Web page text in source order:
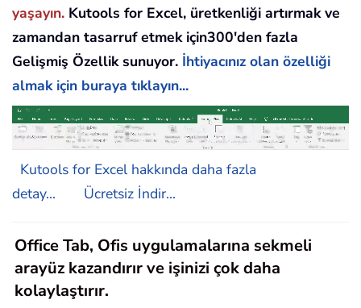
yaşayın. Kutools for Excel, üretkenliği artırmak ve
zamandan tasarruf etmek için300'den fazla
Gelişmiş Özellik sunuyor. İhtiyacınız olan özelliği
almak için buraya tıklayın...
Kutools for Excel hakkında daha fazla
detay...
Ücretsiz İndir...
Office Tab, Ofis uygulamalarına sekmeli
arayüz kazandırır ve işinizi çok daha
kolaylaştırır.